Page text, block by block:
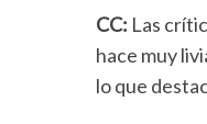
CC: Las
hace muy
lo que